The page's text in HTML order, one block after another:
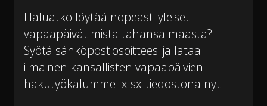
Haluatko löytää nopeasti yleiset
vapaapäivät mistä tahansa maasta?
Syötä sähköpostiosoitteesi ja lataa
ilmainen kansallisten vapaapäivien
hakutyökalumme .xlsx-tiedostona nyt.